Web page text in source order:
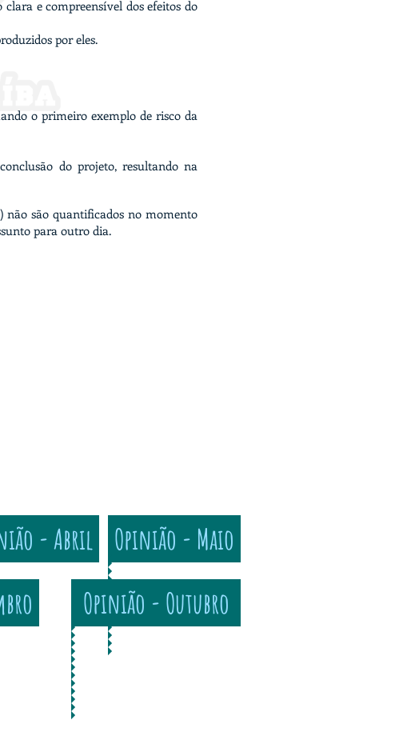
e compreensível dos efeitos do
por eles.
o primeiro exemplo de risco da
do projeto, resultando na
não são quantificados no momento
para outro dia.
- Abril
Opinião - Maio
Opinião - Outubro